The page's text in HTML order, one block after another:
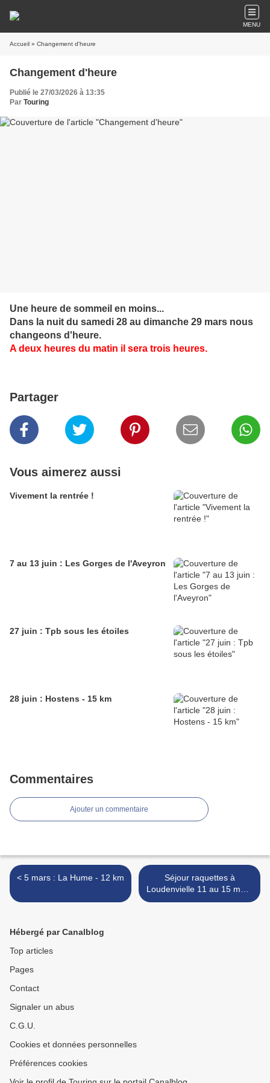
MENU
Accueil » Changement d'heure
Changement d'heure
Publié le 27/03/2026 à 13:35
Par Touring
Une heure de sommeil en moins...
Dans la nuit du samedi 28 au dimanche 29 mars nous
changeons d'heure.
A deux heures du matin il sera trois heures.
Partager
Vous aimerez aussi
Vivement la rentrée !
7 au 13 juin : Les Gorges de l'Aveyron
27 juin : Tpb sous les étoiles
28 juin : Hostens - 15 km
Commentaires
Ajouter un commentaire
< 5 mars : La Hume - 12 km
Séjour raquettes à
Loudenvielle 11 au 15 mars
>
Hébergé par Canalblog
Top articles
Pages
Contact
Signaler un abus
C.G.U.
Cookies et données personnelles
Préférences cookies